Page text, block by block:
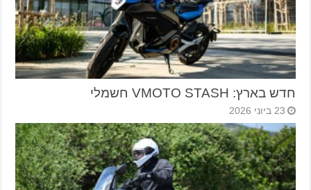
חדש בארץ: VMOTO STASH חשמלי
23 ביוני 2026